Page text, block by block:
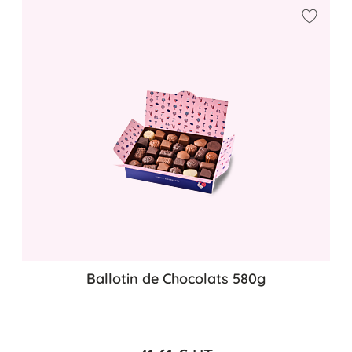
Ballotin de Chocolats 580g